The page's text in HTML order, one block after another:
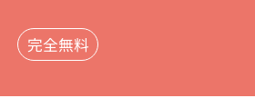
転職成功ガイド
インタビュー
求人検索
学習
完全無料